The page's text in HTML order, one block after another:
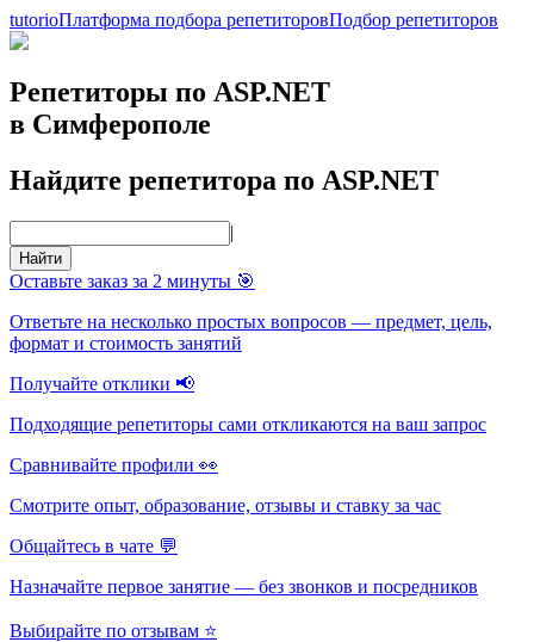
tutorioПлатформа подбора репетиторовПодбор репетиторов
Репетиторы по ASP.NET
в Симферополе
Найдите репетитора по ASP.NET
|
Найти
Оставьте заказ за 2 минуты 🎯
Ответьте на несколько простых вопросов — предмет, цель,
формат и стоимость занятий
Получайте отклики 📢
Подходящие репетиторы сами откликаются на ваш запрос
Сравнивайте профили 👀
Смотрите опыт, образование, отзывы и ставку за час
Общайтесь в чате 💬
Назначайте первое занятие — без звонков и посредников
Выбирайте по отзывам ⭐